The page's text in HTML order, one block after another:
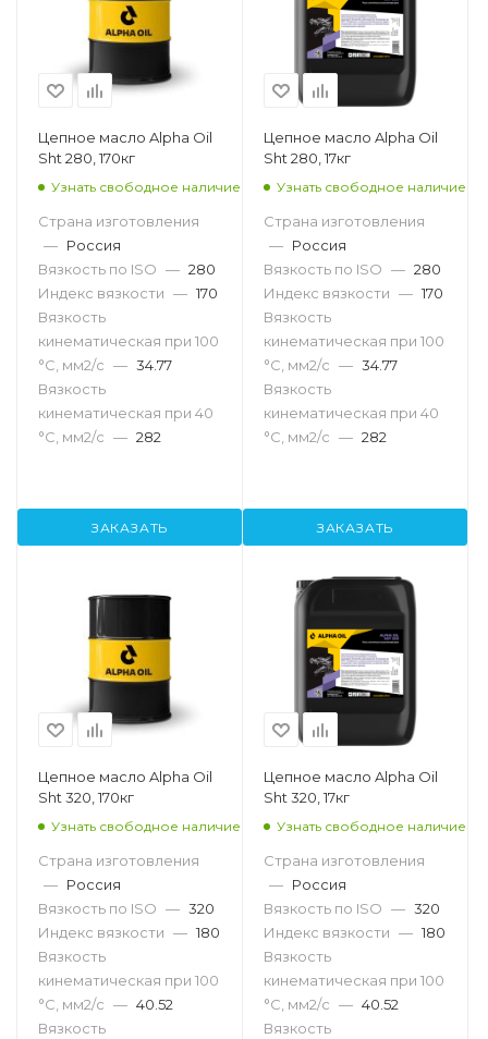
Цепное масло Alpha Oil
Sht 280, 170кг
Узнать свободное наличие
Страна изготовления
— Россия
Вязкость по ISO — 280
Индекс вязкости — 170
Вязкость
кинематическая при 100
°С, мм2/с — 34.77
Вязкость
кинематическая при 40
°С, мм2/с — 282
ЗАКАЗАТЬ
Цепное масло Alpha Oil
Sht 280, 17кг
Узнать свободное наличие
Страна изготовления
— Россия
Вязкость по ISO — 280
Индекс вязкости — 170
Вязкость
кинематическая при 100
°С, мм2/с — 34.77
Вязкость
кинематическая при 40
°С, мм2/с — 282
ЗАКАЗАТЬ
Цепное масло Alpha Oil
Sht 320, 170кг
Узнать свободное наличие
Страна изготовления
— Россия
Вязкость по ISO — 320
Индекс вязкости — 180
Вязкость
кинематическая при 100
°С, мм2/с — 40.52
Вязкость
Цепное масло Alpha Oil
Sht 320, 17кг
Узнать свободное наличие
Страна изготовления
— Россия
Вязкость по ISO — 320
Индекс вязкости — 180
Вязкость
кинематическая при 100
°С, мм2/с — 40.52
Вязкость